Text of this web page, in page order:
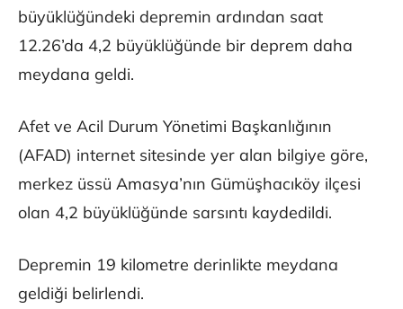
büyüklüğündeki depremin ardından saat
12.26’da 4,2 büyüklüğünde bir deprem daha
meydana geldi.
Afet ve Acil Durum Yönetimi Başkanlığının
(AFAD) internet sitesinde yer alan bilgiye göre,
merkez üssü Amasya’nın Gümüşhacıköy ilçesi
olan 4,2 büyüklüğünde sarsıntı kaydedildi.
Depremin 19 kilometre derinlikte meydana
geldiği belirlendi.